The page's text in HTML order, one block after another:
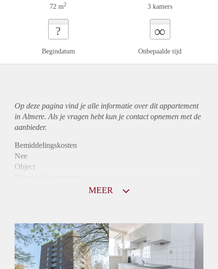
72 m2 3 kamers
?
Begindatum
∞
Onbepaalde tijd
Op deze pagina vind je alle informatie over ditappartement
in Almere. Als je vragen hebt kun je contact opnemen met de
aanbieder.
Bemiddelingskosten
Nee
Object
Huurtoeslag
Niet mogelijk
Inkomen eis
2,9 X Maandhuur Bruto
MEER